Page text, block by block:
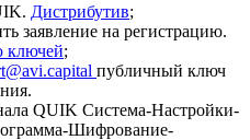
Дистрибутив;
заявление на регистрацию.
ключей;
публичный ключ
QUIK Система-Настройки-
Шифрование-